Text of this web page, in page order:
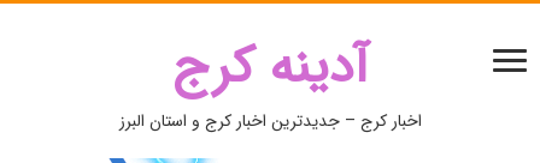
آدینه کرج
اخبار کرج – جدیدترین اخبار کرج و استان البرز